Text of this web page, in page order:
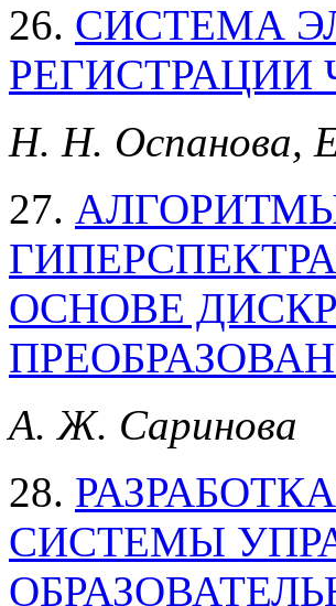
26. СИСТЕМА
РЕГИСТРАЦИИ
Н. Н. Оспанова,
27.
ОСНОВЕ
А. Ж. Саринова
28.
СИСТЕМЫ